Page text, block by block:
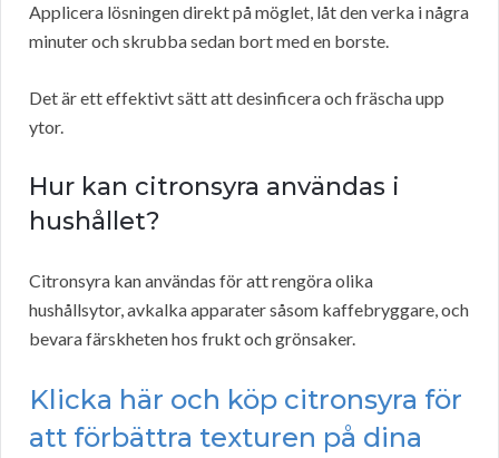
Applicera lösningen direkt på möglet, låt den verka i några
minuter och skrubba sedan bort med en borste.
Det är ett effektivt sätt att desinficera och fräscha upp
ytor.
Hur kan citronsyra användas i
hushållet?
Citronsyra kan användas för att rengöra olika
hushållsytor, avkalka apparater såsom kaffebryggare, och
bevara färskheten hos frukt och grönsaker.
Klicka här och köp citronsyra för
att förbättra texturen på dina